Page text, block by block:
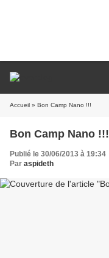
Accueil » Bon Camp Nano !!!
Bon Camp Nano !!!
Publié le 30/06/2013 à 19:34
Par aspideth